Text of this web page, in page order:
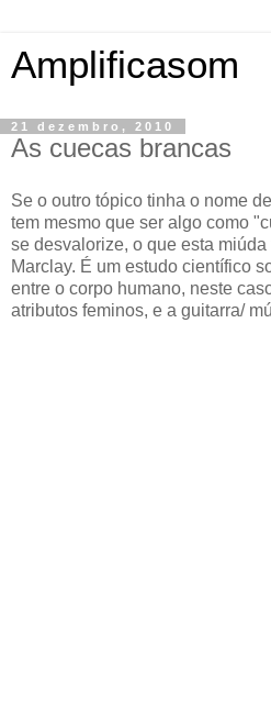
Amplificasom
21 dezembro, 2010
As cuecas brancas
Se o outro tópico tinha o nome de
tem mesmo que ser algo como
se desvalorize, o que esta
Marclay. É um estudo científico
entre o corpo humano, neste
atributos feminos, e a guitarra/